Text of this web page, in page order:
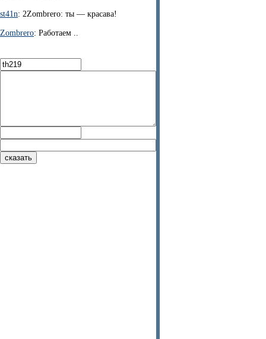
st41n: 2Zombrero: ты — красава!
Zombrero: Работаем ..